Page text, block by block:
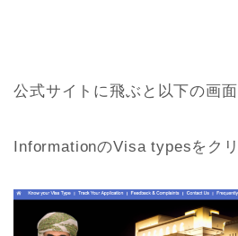
公式サイトに飛ぶと以下の画面
InformationのVisa typesをク